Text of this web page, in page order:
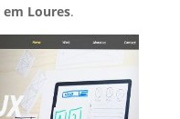
em Loures.